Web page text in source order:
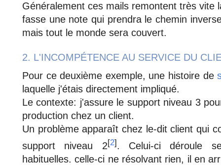
Généralement ces mails remontent très vite
fasse une note qui prendra le chemin
mais tout le monde sera couvert.
2. L'INCOMPÉTENCE AU SERVICE DU
Pour ce deuxième exemple, une histoire de
laquelle j'étais directement impliqué.
Le contexte: j'assure le support niveau 3
production chez un client.
Un problème apparaît chez le-dit client qui
support niveau 2[2]. Celui-ci déroule
habituelles. celle-ci ne résolvant rien, il en